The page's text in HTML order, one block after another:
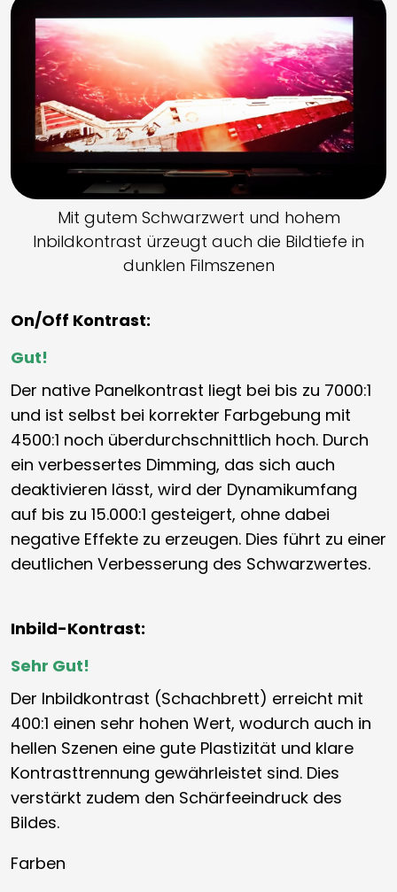
Mit gutem Schwarzwert und hohem
Inbildkontrast ürzeugt auch die Bildtiefe in
dunklen Filmszenen
On/Off Kontrast:
Gut!
Der native Panelkontrast liegt bei bis zu 7000:1
und ist selbst bei korrekter Farbgebung mit
4500:1 noch überdurchschnittlich hoch. Durch
ein verbessertes Dimming, das sich auch
deaktivieren lässt, wird der Dynamikumfang
auf bis zu 15.000:1 gesteigert, ohne dabei
negative Effekte zu erzeugen. Dies führt zu einer
deutlichen Verbesserung des Schwarzwertes.
Inbild-Kontrast:
Sehr Gut!
Der Inbildkontrast (Schachbrett) erreicht mit
400:1 einen sehr hohen Wert, wodurch auch in
hellen Szenen eine gute Plastizität und klare
Kontrasttrennung gewährleistet sind. Dies
verstärkt zudem den Schärfeeindruck des
Bildes.
Farben